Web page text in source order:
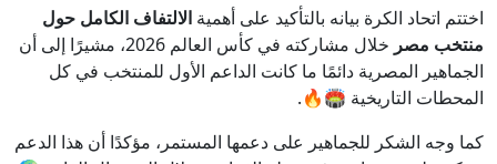
اختتم اتحاد الكرة بيانه بالتأكيد على أهمية الالتفاف الكامل حول
منتخب مصر
خلال مشاركته في كأس العالم 2026، مشيرًا إلى أن
الجماهير المصرية دائمًا ما كانت الداعم الأول للمنتخب في كل
المحطات التاريخية 🏟️🔥.
كما وجه الشكر للجماهير على دعمها المستمر، مؤكدًا أن هذا الدعم